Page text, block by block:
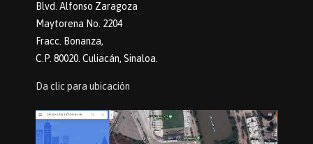
Blvd. Alfonso Zaragoza
Maytorena No. 2204
Fracc. Bonanza,
C.P. 80020. Culiacán, Sinaloa.
Da clic para ubicación